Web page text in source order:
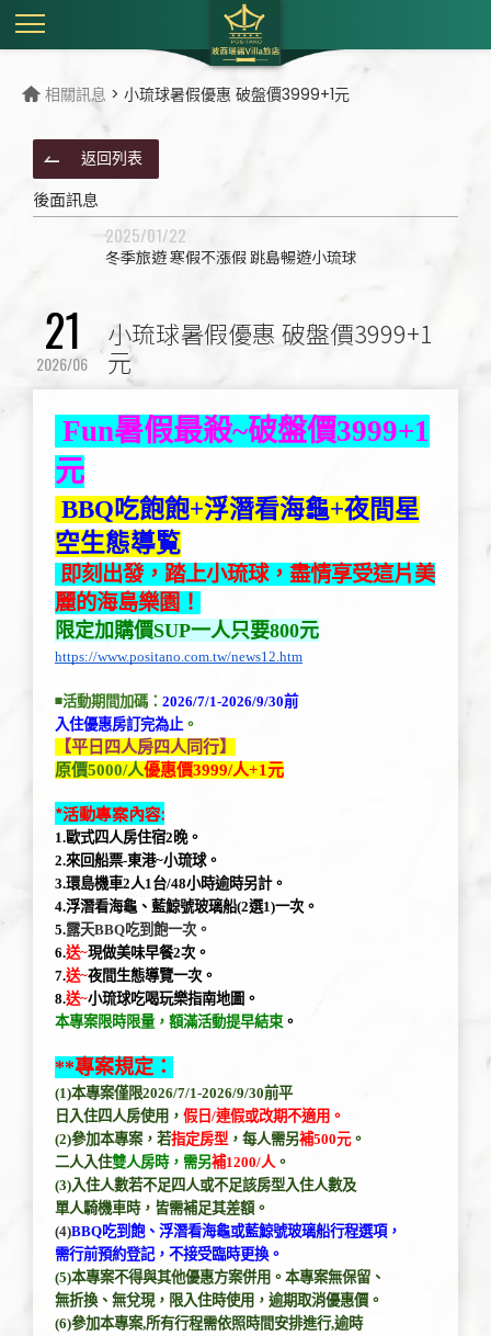
相關訊息 > 小琉球暑假優惠 破盤價3999+1元
返回列表
後面訊息
2025/01/22
冬季旅遊 寒假不漲假 跳島暢遊小琉球
21
2026/06
小琉球暑假優惠 破盤價3999+1
元
元
空生態導覧
麗的海島樂園！
限定加購價SUP一人只要800元
https://www.positano.com.tw/news12.htm
◾活動期間加碼： 2026/7/1-2026/9/30前
入住優惠房訂完為止 。
【平日四人房四人同行】
原價5000/人優惠價3999/人+1元
*活動專案內容:
1.歐式四人房住宿2晚。
2.來回船票-東港~小琉球。
3.環島機車2人1台/48小時逾時另計。
4.浮潛看海龜、藍鯨號玻璃船(2選1)一次。
5.露天BBQ吃到飽一次。
6.送~現做美味早餐2次。
7.送~夜間生態導覽一次。
8.送~小琉球吃喝玩樂指南地圖 。
本專案限時限量，額滿活動提早結束 。
**專案規定：
(1)本專案僅限2026/7/1-2026/9/30前平
日入住四人房使用， 假日/連假或改期不適用。
(2)參加本專案，若指定房型，每人需另補500元。
二人入住雙人房時，需另補1200/人。
(3)入住人數若不足四人或不足該房型入住人數及
單人騎機車時， 皆需補足其差額。
(4)BBQ吃到飽、浮潛看海龜或藍鯨號玻璃船行程選項，
需行前預約登記， 不接受臨時更換。
(5)本專案不得與其他優惠方案併用。本專案無保留、
無折換、無兌現， 限入住時使用，逾期取消優惠價。
(6)參加本專案,所有行程需依照時間安排進行,逾時